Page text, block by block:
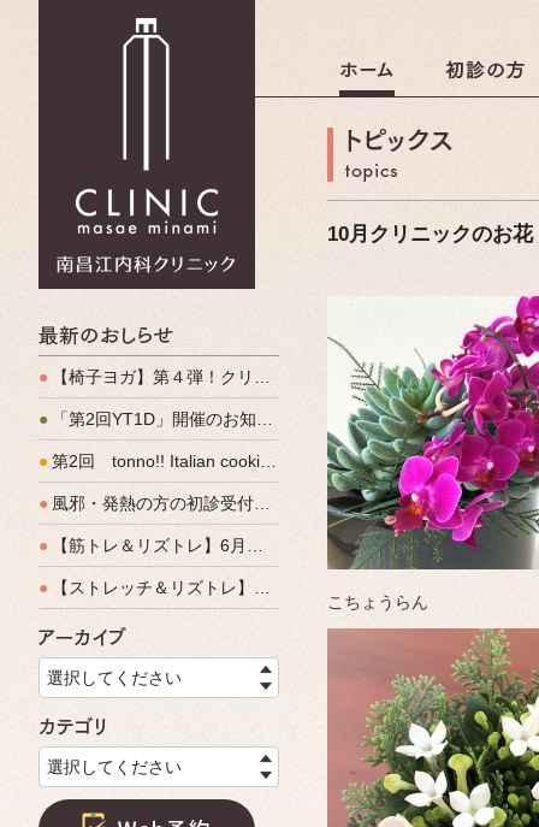
最新のおしらせ
●
【椅子ヨガ】第４弾！クリパルヨガ教室のご案内
● 「第2回YT1D」開催のお知らせ
●第2回 tonno!! Italian cooking 開催しました
● 風邪・発熱の方の初診受付（発熱外来）、始めます
● 【筋トレ＆リズトレ】6月特別運動教室開催のご案内
● 【ストレッチ＆リズトレ】特別運動教室開催のご案内
選択してください
選択してください
10月クリニックのお花
こちょうらん